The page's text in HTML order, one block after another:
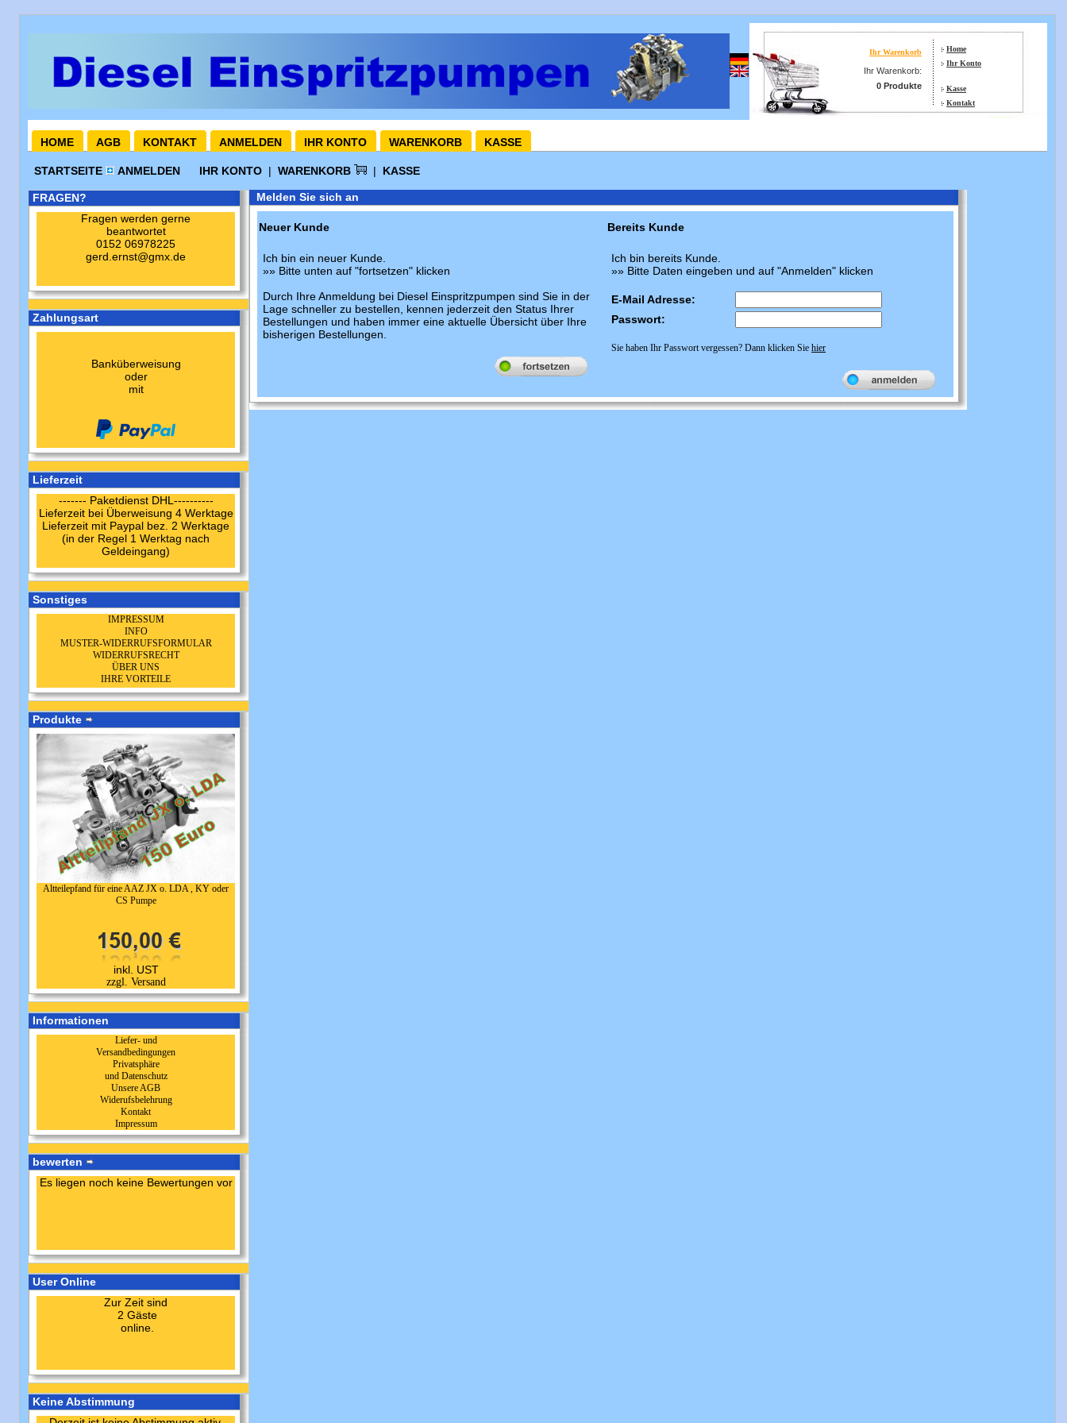
Ihr Warenkorb
Ihr Warenkorb:
0 Produkte
Home
Ihr Konto
Kasse
Kontakt
HOME AGB KONTAKT ANMELDEN IHR KONTO WARENKORB KASSE
STARTSEITE ANMELDEN IHR KONTO | WARENKORB | KASSE
FRAGEN?
Fragen werden gerne
beantwortet
0152 06978225
gerd.ernst@gmx.de
Zahlungsart
Banküberweisung
oder
mit
Lieferzeit
------- Paketdienst DHL----------
Lieferzeit bei Überweisung 4 Werktage
Lieferzeit mit Paypal bez. 2 Werktage
(in der Regel 1 Werktag nach
Geldeingang)
Sonstiges
IMPRESSUM
INFO
MUSTER-WIDERRUFSFORMULAR
WIDERRUFSRECHT
ÜBER UNS
IHRE VORTEILE
Produkte
Altteilepfand für eine AAZ JX o. LDA , KY oder
CS Pumpe
inkl. UST
zzgl. Versand
Informationen
Liefer- und
Versandbedingungen
Privatsphäre
und Datenschutz
Unsere AGB
Widerufsbelehrung
Kontakt
Impressum
bewerten
Es liegen noch keine Bewertungen vor
User Online
Zur Zeit sind
2 Gäste
online.
Keine Abstimmung
Melden Sie sich an
Neuer Kunde Bereits Kunde
Ich bin ein neuer Kunde.
»» Bitte unten auf "fortsetzen" klicken
Durch Ihre Anmeldung bei Diesel Einspritzpumpen sind Sie in der
Lage schneller zu bestellen, kennen jederzeit den Status Ihrer
Bestellungen und haben immer eine aktuelle Übersicht über Ihre
bisherigen Bestellungen.
Ich bin bereits Kunde.
»» Bitte Daten eingeben und auf "Anmelden" klicken
E-Mail Adresse:
Passwort:
Sie haben Ihr Passwort vergessen? Dann klicken Sie hier